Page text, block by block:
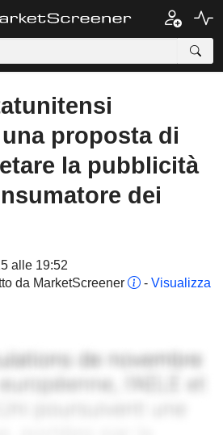
proposta di
la pubblicità
dei
alle 19:52
da MarketScreener
- Visualizza